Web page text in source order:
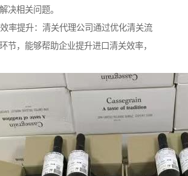
决相关问题。
率提升：清关代理公司通过优化清关流
节，能够帮助企业提升进口清关效率，